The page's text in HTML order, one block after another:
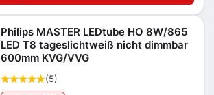
Philips MASTER LEDtube HO 8W/865
LED T8 tageslichtweiß nicht dimmbar
600mm KVG/VVG
(5)